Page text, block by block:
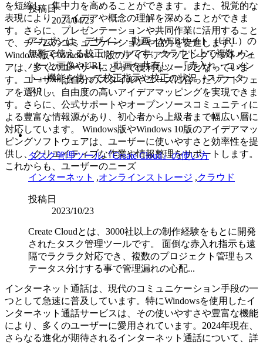
を短縮し、集中力を高めることができます。また、視覚的な
表現により、アイデアや概念の理解を深めることができま
す。さらに、プレゼンテーションや共同作業に活用すること
で、チームのコミュニケーションや協力を促進します。
Windows版やWindows 10版のアイデアマッピングソフトウェ
アは、多くのユーザーにとって便利なツールとなっていま
す。ユーザーは自分のスタイルやニーズに合ったソフトウェ
アを選択し、自由度の高いアイデアマッピングを実現できま
す。さらに、公式サポートやオープンソースコミュニティに
よる豊富な情報源があり、初心者から上級者まで幅広い層に
対応しています。 Windows版やWindows 10版のアイデアマッ
ピングソフトウェアは、ユーザーに使いやすさと効率性を提
供し、クリエイティブな作業や情報整理をサポートします。
これからも、ユーザーのニーズ
インターネット通話は、現代のコミュニケーション手段の一
つとして急速に普及しています。特にWindowsを使用したイ
ンターネット通話サービスは、その使いやすさや豊富な機能
により、多くのユーザーに愛用されています。2024年現在、
さらなる進化が期待されるインターネット通話について、詳
投稿日
2024/04/25
アカポンは、デザイン・動画・WEBサイト（URL）の
無料で使える校正ツールです。クラウド上で複数メン
バーと画像やURL、動画を共有し、『赤入れ・コメン
ト』機能を使って校正指示や校正の状況（ステータ
ス）...
タスク管理ツール『Create Cloud』の使い方
インターネット ,オンラインストレージ ,クラウド
投稿日
2023/10/23
Create Cloudとは、3000社以上の制作経験をもとに開発
されたタスク管理ツールです。 面倒な赤入れ指示も遠
隔でラクラク対応でき、複数のプロジェクト管理もス
テータス分けする事で管理漏れの心配...